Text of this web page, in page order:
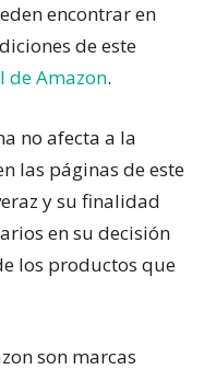
encontrar en
de este
de Amazon.
no afecta a la
las páginas de este
y su finalidad
en su decisión
los productos que
son marcas